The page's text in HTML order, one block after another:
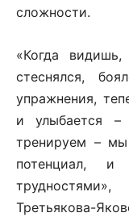
сложности.
«Когда
стеснялся,
упражнения,
и улыбается
тренируем –
потенциал,
Третьякова-